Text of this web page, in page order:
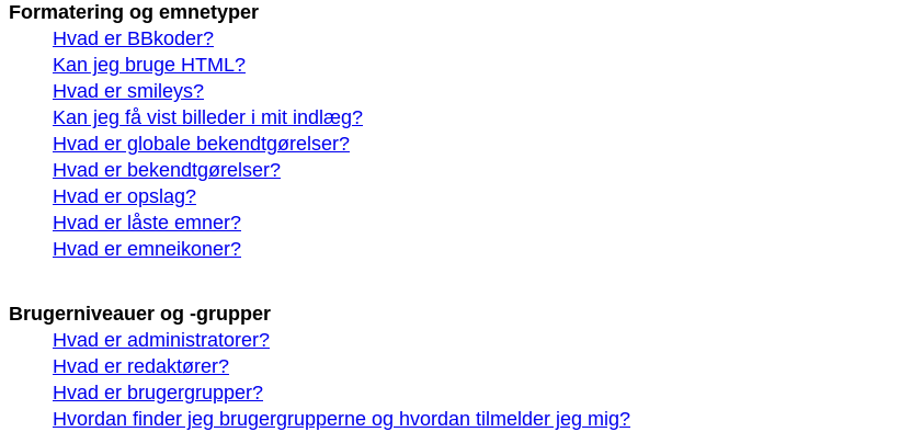
Formatering og emnetyper
Hvad er BBkoder?
Kan jeg bruge HTML?
Hvad er smileys?
Kan jeg få vist billeder i mit indlæg?
Hvad er globale bekendtgørelser?
Hvad er bekendtgørelser?
Hvad er opslag?
Hvad er låste emner?
Hvad er emneikoner?
Brugerniveauer og -grupper
Hvad er administratorer?
Hvad er redaktører?
Hvad er brugergrupper?
Hvordan finder jeg brugergrupperne og hvordan tilmelder jeg mig?